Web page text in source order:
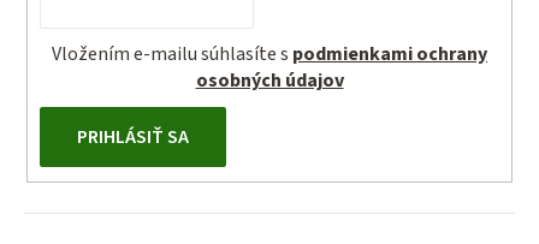
Vložením e-mailu súhlasíte s podmienkami ochrany
osobných údajov
PRIHLÁSIŤ SA